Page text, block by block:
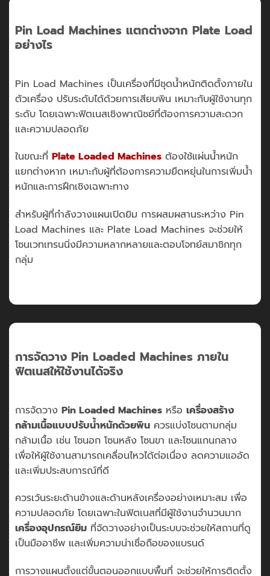
Pin Load Machines แตกต่างจาก Plate Load
อย่างไร
Pin Load Machines เป็นเครื่องที่มีชุดน้ำหนักติดตั้งภายใน
ตัวเครื่อง ปรับระดับได้ด้วยการเสียบพิน เหมาะกับผู้ใช้งานทุก
ระดับ โดยเฉพาะฟิตเนสเชิงพาณิชย์ที่ต้องการความสะดวก
และความปลอดภัย
ในขณะที่ Plate Loaded Machines ต้องใช้แผ่นน้ำหนัก
แยกต่างหาก เหมาะกับผู้ที่ต้องการความยืดหยุ่นในการเพิ่มน้ำ
หนักและการฝึกเชิงเฉพาะทาง
สำหรับผู้ที่กำลังวางแผนเปิดยิม การผสมผสานระหว่าง Pin
Load Machines และ Plate Load Machines จะช่วยให้
โซนเวทเทรนนิ่งมีความหลากหลายและตอบโจทย์สมาชิกทุก
กลุ่ม
การจัดวาง Pin Loaded Machines ภายใน
ฟิตเนสให้ใช้งานได้จริง
การจัดวาง Pin Loaded Machines หรือ เครื่องสร้าง
กล้ามเนื้อแบบปรับน้ำหนักด้วยพิน ควรแบ่งโซนตามกลุ่ม
กล้ามเนื้อ เช่น โซนอก โซนหลัง โซนขา และโซนแกนกลาง
เพื่อให้ผู้ใช้งานสามารถเคลื่อนไหวได้ต่อเนื่อง ลดความแออัด
และเพิ่มประสบการณ์ที่ดี
ควรเว้นระยะด้านข้างและด้านหลังเครื่องอย่างเหมาะสม เพื่อ
ความปลอดภัย โดยเฉพาะในฟิตเนสที่มีผู้ใช้งานจำนวนมาก
เครื่องอุปกรณ์ยิม ที่จัดวางอย่างเป็นระบบจะช่วยให้สถานที่ดู
เป็นมืออาชีพ และเพิ่มความน่าเชื่อถือของแบรนด์
การวางแผนตั้งแต่ขั้นตอนออกแบบพื้นที่ จะช่วยให้การติดตั้ง